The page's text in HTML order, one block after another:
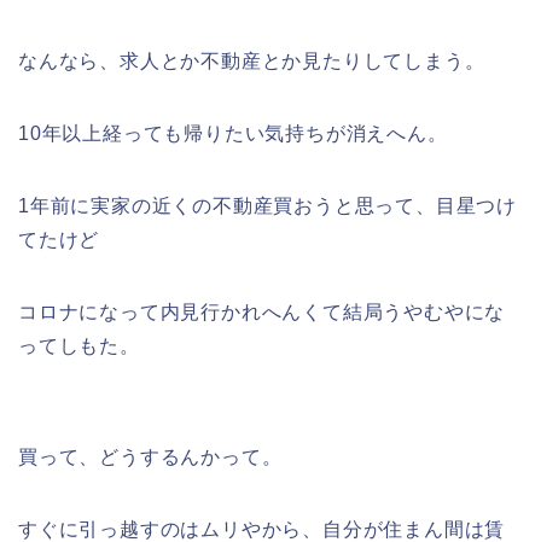
なんなら、求人とか不動産とか見たりしてしまう。
10年以上経っても帰りたい気持ちが消えへん。
1年前に実家の近くの不動産買おうと思って、目星つけ
てたけど
コロナになって内見行かれへんくて結局うやむやにな
ってしもた。
買って、どうするんかって。
すぐに引っ越すのはムリやから、自分が住まん間は賃